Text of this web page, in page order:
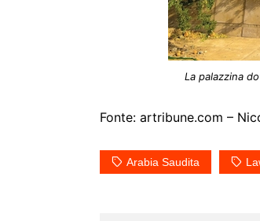
La palazzina
Fonte: artribune.com –
Arabia Saudita